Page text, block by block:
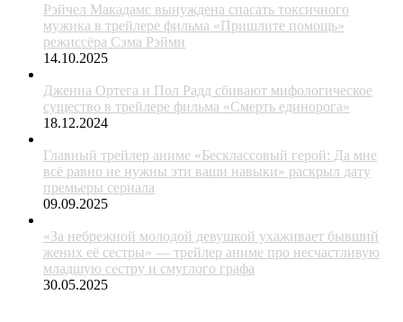
Рэйчел Макадамс вынуждена спасать токсичного
мужика в трейлере фильма «Пришлите помощь»
режиссёра Сэма Рэйми
14.10.2025
Дженна Ортега и Пол Радд сбивают мифологическое
существо в трейлере фильма «Смерть единорога»
18.12.2024
Главный трейлер аниме «Бесклассовый герой: Да мне
всё равно не нужны эти ваши навыки» раскрыл дату
премьеры сериала
09.09.2025
«За небрежной молодой девушкой ухаживает бывший
жених её сестры» — трейлер аниме про несчастливую
младшую сестру и смуглого графа
30.05.2025